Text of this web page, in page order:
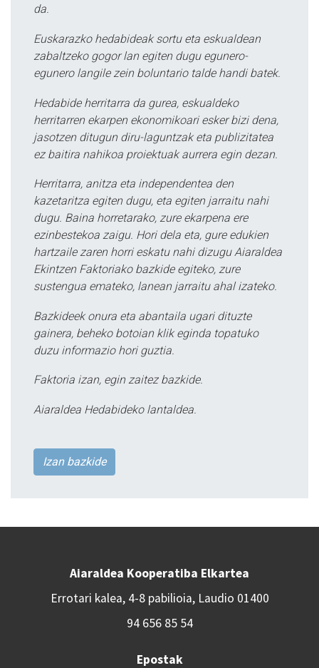
da.
Euskarazko hedabideak sortu eta eskualdean
zabaltzeko gogor lan egiten dugu egunero-
egunero langile zein boluntario talde handi batek.
Hedabide herritarra da gurea, eskualdeko
herritarren ekarpen ekonomikoari esker bizi dena,
jasotzen ditugun diru-laguntzak eta publizitatea
ez baitira nahikoa proiektuak aurrera egin dezan.
Herritarra, anitza eta independentea den
kazetaritza egiten dugu, eta egiten jarraitu nahi
dugu. Baina horretarako, zure ekarpena ere
ezinbestekoa zaigu. Hori dela eta, gure edukien
hartzaile zaren horri eskatu nahi dizugu Aiaraldea
Ekintzen Faktoriako bazkide egiteko, zure
sustengua emateko, lanean jarraitu ahal izateko.
Bazkideek onura eta abantaila ugari dituzte
gainera, beheko botoian klik eginda topatuko
duzu informazio hori guztia.
Faktoria izan, egin zaitez bazkide.
Aiaraldea Hedabideko lantaldea.
Izan bazkide
Aiaraldea Kooperatiba Elkartea
Errotari kalea, 4-8 pabilioia, Laudio 01400
94 656 85 54
Epostak